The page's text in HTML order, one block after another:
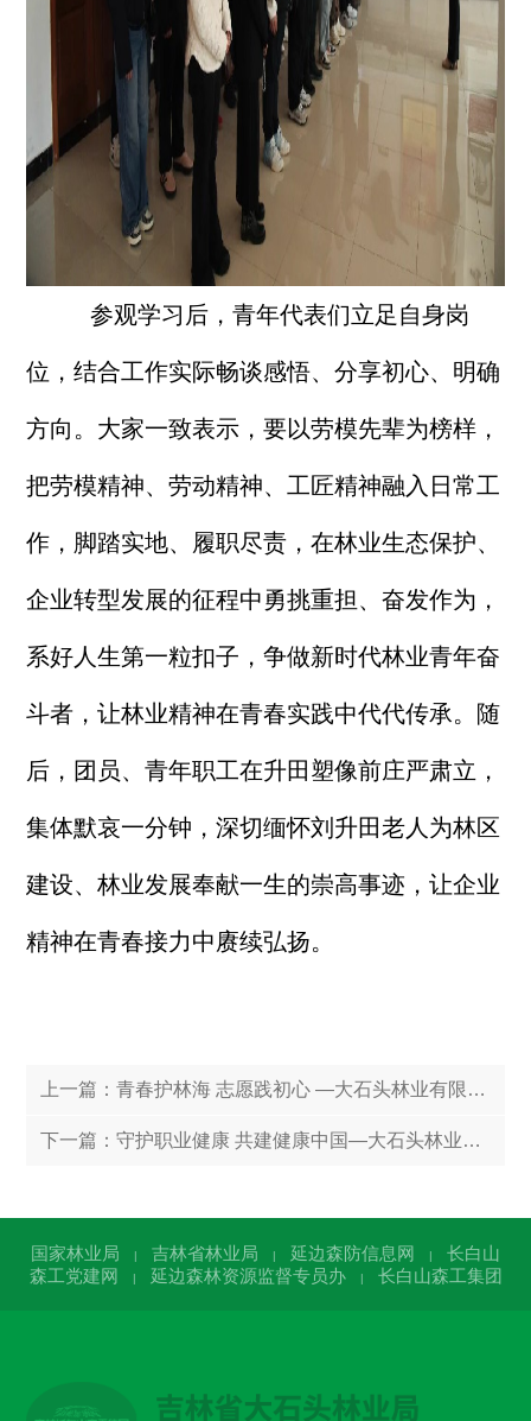
参观学习后，青年代表们立足自身岗
位，结合工作实际畅谈感悟、分享初心、明确
方向。大家一致表示，要以劳模先辈为榜样，
把劳模精神、劳动精神、工匠精神融入日常工
作，脚踏实地、履职尽责，在林业生态保护、
企业转型发展的征程中勇挑重担、奋发作为，
系好人生第一粒扣子，争做新时代林业青年奋
斗者，让林业精神在青春实践中代代传承。随
后，团员、青年职工在升田塑像前庄严肃立，
集体默哀一分钟，深切缅怀刘升田老人为林区
建设、林业发展奉献一生的崇高事迹，让企业
精神在青春接力中赓续弘扬。
上一篇： 青春护林海 志愿践初心 —大石头林业有限公司团委开展学雷锋志愿者服务活动
下一篇： 守护职业健康 共建健康中国—大石头林业有限公司开展职业病防治宣传周活动
国家林业局 | 吉林省林业局 | 延边森防信息网 | 长白山
森工党建网
| 延边森林资源监督专员办| 长白山森工集团